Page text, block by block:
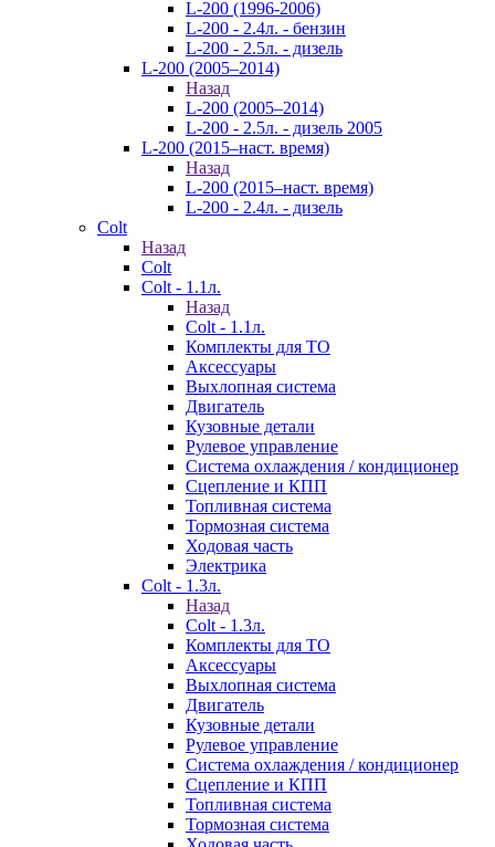
L-200 (1996-2006)
L-200 - 2.4л. - бензин
L-200 - 2.5л. - дизель
L-200 (2005–2014)
Назад
L-200 (2005–2014)
L-200 - 2.5л. - дизель 2005
L-200 (2015–наст. время)
Назад
L-200 (2015–наст. время)
L-200 - 2.4л. - дизель
Colt
Назад
Colt
Colt - 1.1л.
Назад
Colt - 1.1л.
Комплекты для ТО
Аксессуары
Выхлопная система
Двигатель
Кузовные детали
Рулевое управление
Система охлаждения / кондиционер
Сцепление и КПП
Топливная система
Тормозная система
Ходовая часть
Электрика
Colt - 1.3л.
Назад
Colt - 1.3л.
Комплекты для ТО
Аксессуары
Выхлопная система
Двигатель
Кузовные детали
Рулевое управление
Система охлаждения / кондиционер
Сцепление и КПП
Топливная система
Тормозная система